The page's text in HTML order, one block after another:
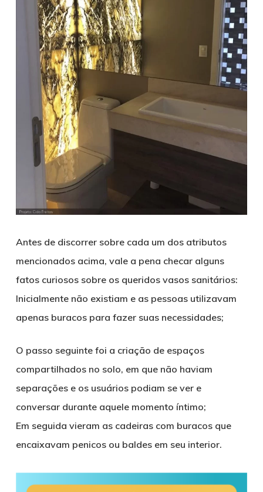
Antes de discorrer sobre cada um dos atributos
mencionados acima, vale a pena checar alguns
fatos curiosos sobre os queridos vasos sanitários:
Inicialmente não existiam e as pessoas utilizavam
apenas buracos para fazer suas necessidades;
O passo seguinte foi a criação de espaços
compartilhados no solo, em que não haviam
separações e os usuários podiam se ver e
conversar durante aquele momento íntimo;
Em seguida vieram as cadeiras com buracos que
encaixavam penicos ou baldes em seu interior.